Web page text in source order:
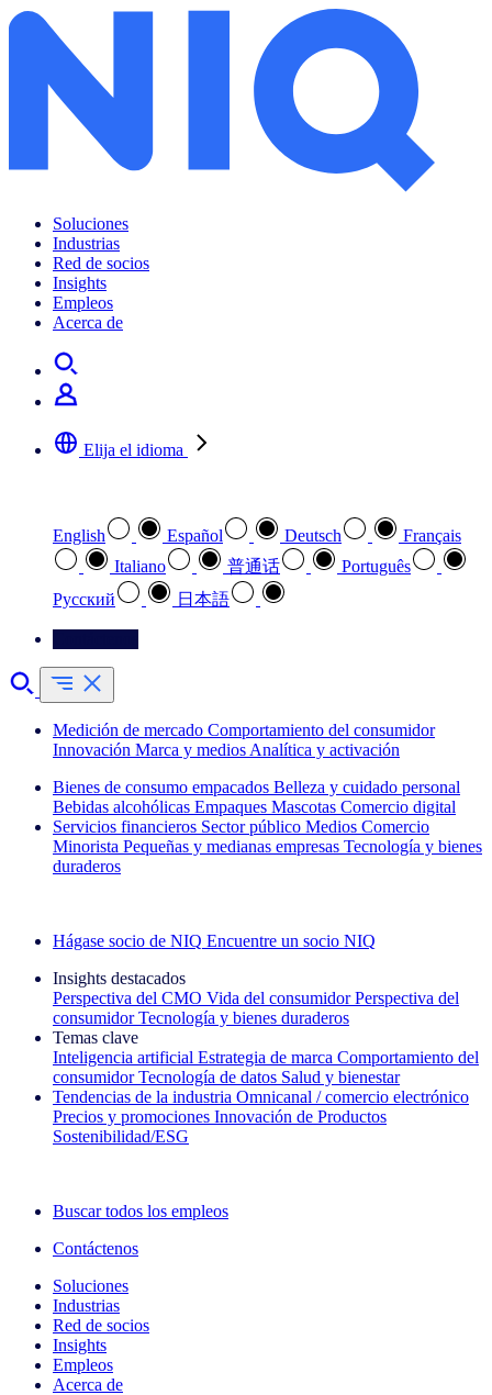
Soluciones
Industrias
Red de socios
Insights
Empleos
Acerca de
Elija el idioma
English Español Deutsch
Français
Italiano
普通话
Português
Pусский
日本語
Medición de mercado Comportamiento del consumidor
Innovación Marca y medios Analítica y activación
Bienes de consumo empacados Belleza y cuidado personal
Bebidas alcohólicas Empaques Mascotas Comercio digital
Servicios financieros Sector público Medios Comercio
Minorista Pequeñas y medianas empresas Tecnología y bienes
duraderos
Hágase socio de NIQ Encuentre un socio NIQ
Insights destacados
Perspectiva del CMO Vida del consumidor Perspectiva del
consumidor Tecnología y bienes duraderos
Temas clave
Inteligencia artificial Estrategia de marca Comportamiento del
consumidor Tecnología de datos Salud y bienestar
Tendencias de la industria Omnicanal / comercio electrónico
Precios y promociones Innovación de Productos
Sostenibilidad/ESG
Buscar todos los empleos
Contáctenos
Soluciones
Industrias
Red de socios
Insights
Empleos
Acerca de